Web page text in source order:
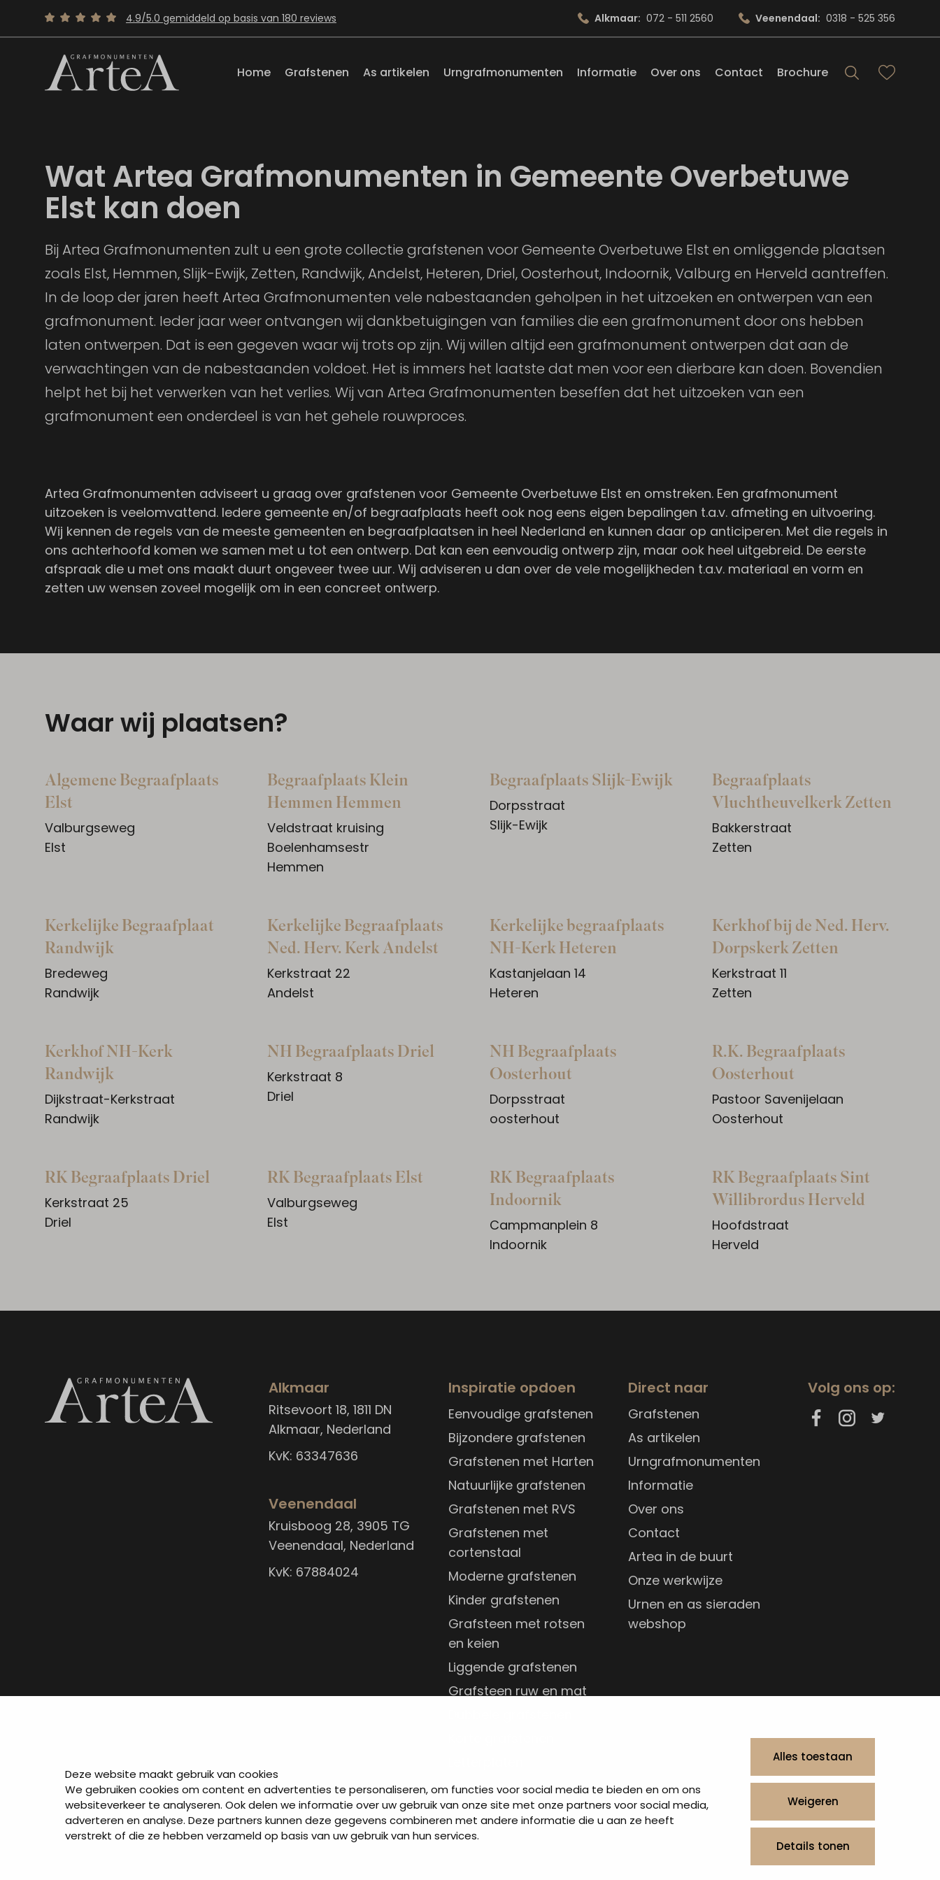
Deze website maakt gebruik van cookies
We gebruiken cookies om content en advertenties te personaliseren, om functies voor social media te bieden en om ons
websiteverkeer te analyseren. Ook delen we informatie over uw gebruik van onze site met onze partners voor social media,
adverteren en analyse. Deze partners kunnen deze gegevens combineren met andere informatie die u aan ze heeft
verstrekt of die ze hebben verzameld op basis van uw gebruik van hun services.
Alles toestaan
Weigeren
Details tonen
Home Grafstenen As artikelen Urngrafmonumenten Informatie Over ons Contact Brochure
4.9/5.0 gemiddeld op basis van 180 reviews Alkmaar: 072 - 511 2560 Veenendaal: 0318 - 525 356
Wat Artea Grafmonumenten in Gemeente Overbetuwe
Elst kan doen
Bij Artea Grafmonumenten zult u een grote collectie grafstenen voor Gemeente Overbetuwe Elst en omliggende plaatsen
zoals Elst, Hemmen, Slijk-Ewijk, Zetten, Randwijk, Andelst, Heteren, Driel, Oosterhout, Indoornik, Valburg en Herveld aantreffen.
In de loop der jaren heeft Artea Grafmonumenten vele nabestaanden geholpen in het uitzoeken en ontwerpen van een
grafmonument. Ieder jaar weer ontvangen wij dankbetuigingen van families die een grafmonument door ons hebben
laten ontwerpen. Dat is een gegeven waar wij trots op zijn. Wij willen altijd een grafmonument ontwerpen dat aan de
verwachtingen van de nabestaanden voldoet. Het is immers het laatste dat men voor een dierbare kan doen. Bovendien
helpt het bij het verwerken van het verlies. Wij van Artea Grafmonumenten beseffen dat het uitzoeken van een
grafmonument een onderdeel is van het gehele rouwproces.
Artea Grafmonumenten adviseert u graag over grafstenen voor Gemeente Overbetuwe Elst en omstreken. Een grafmonument
uitzoeken is veelomvattend. Iedere gemeente en/of begraafplaats heeft ook nog eens eigen bepalingen t.a.v. afmeting en uitvoering.
Wij kennen de regels van de meeste gemeenten en begraafplaatsen in heel Nederland en kunnen daar op anticiperen. Met die regels in
ons achterhoofd komen we samen met u tot een ontwerp. Dat kan een eenvoudig ontwerp zijn, maar ook heel uitgebreid. De eerste
afspraak die u met ons maakt duurt ongeveer twee uur. Wij adviseren u dan over de vele mogelijkheden t.a.v. materiaal en vorm en
zetten uw wensen zoveel mogelijk om in een concreet ontwerp.
Waar wij plaatsen?
Algemene Begraafplaats
Elst
Valburgseweg
Elst
Begraafplaats Klein
Hemmen Hemmen
Veldstraat kruising
Boelenhamsestr
Hemmen
Begraafplaats Slijk-Ewijk
Dorpsstraat
Slijk-Ewijk
Begraafplaats
Vluchtheuvelkerk Zetten
Bakkerstraat
Zetten
Kerkelijke Begraafplaat
Randwijk
Bredeweg
Randwijk
Kerkelijke Begraafplaats
Ned. Herv. Kerk Andelst
Kerkstraat 22
Andelst
Kerkelijke begraafplaats
NH-Kerk Heteren
Kastanjelaan 14
Heteren
Kerkhof bij de Ned. Herv.
Dorpskerk Zetten
Kerkstraat 11
Zetten
Kerkhof NH-Kerk
Randwijk
Dijkstraat-Kerkstraat
Randwijk
NH Begraafplaats Driel
Kerkstraat 8
Driel
NH Begraafplaats
Oosterhout
Dorpsstraat
oosterhout
R.K. Begraafplaats
Oosterhout
Pastoor Savenijelaan
Oosterhout
RK Begraafplaats Driel
Kerkstraat 25
Driel
RK Begraafplaats Elst
Valburgseweg
Elst
RK Begraafplaats
Indoornik
Campmanplein 8
Indoornik
RK Begraafplaats Sint
Willibrordus Herveld
Hoofdstraat
Herveld
Alkmaar
Ritsevoort 18, 1811 DN
Alkmaar, Nederland
KvK: 63347636
Veenendaal
Kruisboog 28, 3905 TG
Veenendaal, Nederland
KvK: 67884024
Inspiratie opdoen
Eenvoudige grafstenen
Bijzondere grafstenen
Grafstenen met Harten
Natuurlijke grafstenen
Grafstenen met RVS
Grafstenen met
cortenstaal
Moderne grafstenen
Kinder grafstenen
Grafsteen met rotsen
en keien
Liggende grafstenen
Grafsteen ruw en mat
Grafzerken kopen
Direct naar
Grafstenen
As artikelen
Urngrafmonumenten
Informatie
Over ons
Contact
Artea in de buurt
Onze werkwijze
Urnen en as sieraden
webshop
Volg ons op: